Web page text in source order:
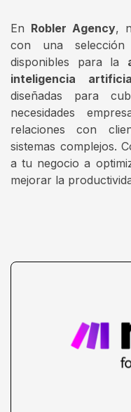
En Robler Agency,
con una
disponibles para la
inteligencia
diseñadas para
necesidades
relaciones con
sistemas complejos.
a tu negocio a
mejorar la